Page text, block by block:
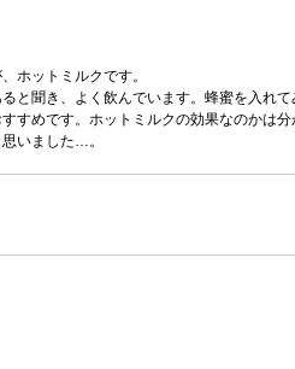
ホットミルクです。
と聞き、よく飲んでいます。蜂蜜を入れて
すめです。ホットミルクの効果なのかは分
いました…。